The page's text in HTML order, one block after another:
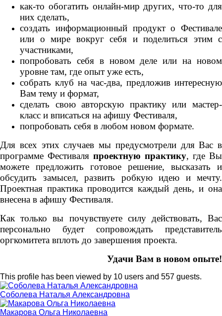
как-то обогатить онлайн-мир других, что-то для
них сделать,
создать информационный продукт о Фестивале
или о мире вокруг себя и поделиться этим с
участниками,
попробовать себя в новом деле или на новом
уровне там, где опыт уже есть,
собрать клуб на час-два, предложив интересную
Вам тему и формат,
сделать свою авторскую практику или мастер-
класс и вписаться на афишу Фестиваля,
попробовать себя в любом новом формате.
Для всех этих случаев мы предусмотрели для Вас в
программе Фестиваля проектную практику, где Вы
можете предложить готовое решение, высказать и
обсудить замысел, развить робкую идею и мечту.
Проектная практика проводится каждый день, и она
внесена в афишу Фестиваля.
Как только вы почувствуете силу действовать, Вас
персонально будет сопровождать представитель
оргкомитета вплоть до завершения проекта.
Удачи Вам в новом опыте!
This profile has been viewed by 10 users and 557 guests.
Соболева Наталья Александровна
Макарова Ольга Николаевна